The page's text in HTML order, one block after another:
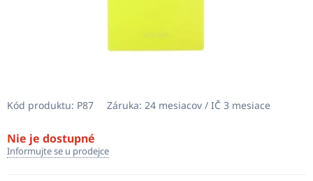
Kód produktu: P87 Záruka: 24 mesiacov / IČ 3 mesiace
Nie je dostupné
Informujte se u prodejce